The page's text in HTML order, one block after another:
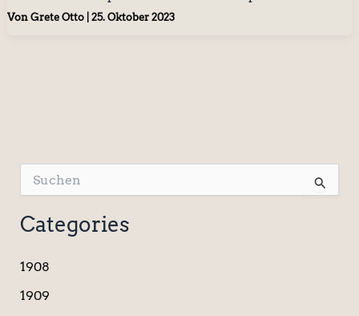
Von Grete Otto 25. Oktober 2023
u
c
h
n
a
Categories
1908
1909